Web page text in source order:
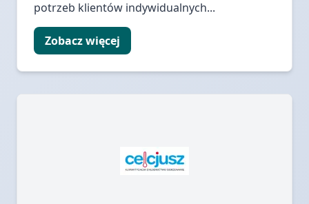
potrzeb klientów indywidualnych...
Zobacz więcej